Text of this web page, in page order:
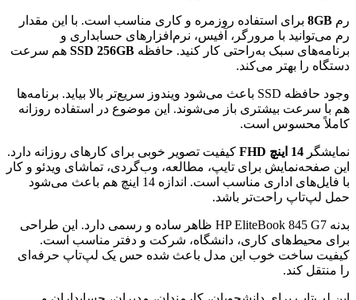
رم 8GB برای استفاده روزمره و کاری مناسب است. با این مقدار
رم می‌توانید با مرورگر، آفیس، نرم‌افزارهای حسابداری و
برنامه‌های سبک به‌راحتی کار کنید. حافظه SSD 256GB هم سرعت
دستگاه را بهتر می‌کند.
وجود حافظه SSD باعث می‌شود ویندوز سریع‌تر بالا بیاید. برنامه‌ها
هم با سرعت بیشتری باز می‌شوند. این موضوع در استفاده روزانه
کاملاً محسوس است.
نمایشگر 14 اینچ FHD
کیفیت تصویر خوبی برای کارهای روزانه دارد.
این صفحه‌نمایش برای تایپ، مطالعه، وب‌گردی، تماشای ویدئو و کار
با فایل‌های اداری مناسب است. اندازه 14 اینچ هم باعث می‌شود
حمل لپ‌تاپ راحت‌تر باشد.
بدنه HP EliteBook 845 G7 ظاهر ساده و رسمی دارد. این طراحی
برای محیط‌های کاری، دانشگاه، شرکت و دفتر مناسب است.
کیفیت ساخت خوب این مدل باعث شده حس یک لپ‌تاپ حرفه‌ای
را منتقل کند.